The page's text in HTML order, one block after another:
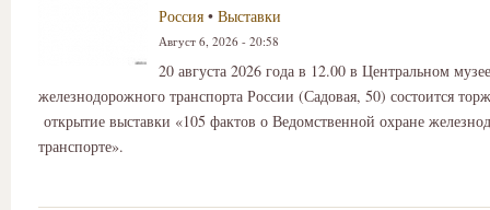
Россия • Выставки
Август 6, 2026 - 20:58
20 августа 2026 года в 12.00 в Центральном музее
железнодорожного транспорта России (Садовая, 50) состоится
открытие выставки «105 фактов о Ведомственной охране
транспорте».